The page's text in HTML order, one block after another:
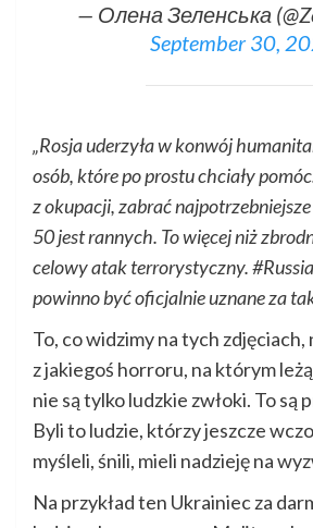
— Олена Зеленська
September 30,
„Rosja uderzyła w konwój
osób, które po prostu chciały
z okupacji, zabrać
50 jest rannych. To więcej niż
celowy atak terrorystyczny.
powinno być oficjalnie uznane za
To, co widzimy na tych zdjęciach,
z jakiegoś horroru, na którym
nie są tylko ludzkie zwłoki. To są
Byli to ludzie, którzy jeszcze
myśleli, śnili, mieli nadzieję na
Na przykład ten Ukrainiec za